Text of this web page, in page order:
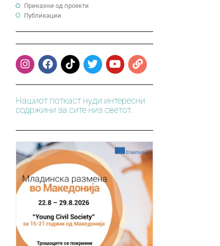
Приказни од проекти
Публикации
Нашиот поткаст нуди интересни
содржини за сите низ светот.